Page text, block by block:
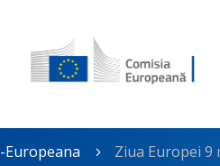
5 Ziua Europei 9